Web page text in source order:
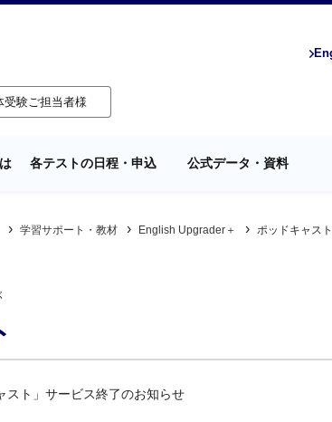
受験ご担当者様
各テストの日程・申込 公式データ・資料
学習サポート・教材 English Upgrader＋ ポッドキャスト
スト」サービス終了のお知らせ